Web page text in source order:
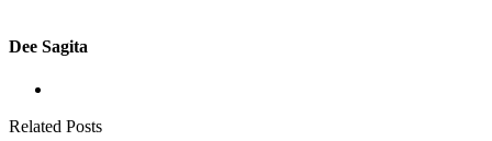
Dee Sagita
Related Posts